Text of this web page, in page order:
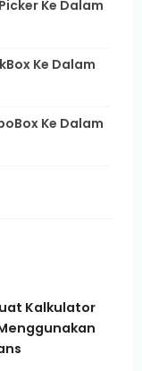
Ke Dalam
Ke Dalam
Ke Dalam
Kalkulator